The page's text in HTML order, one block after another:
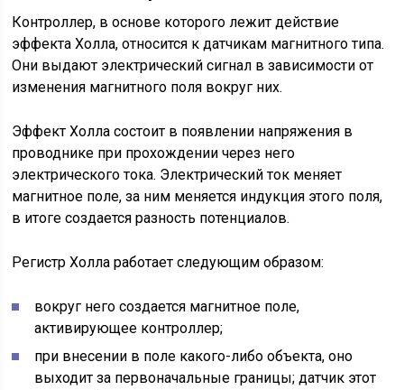
Контроллер, в основе которого лежит действие
эффекта Холла, относится к датчикам магнитного типа.
Они выдают электрический сигнал в зависимости от
изменения магнитного поля вокруг них.
Эффект Холла состоит в появлении напряжения в
проводнике при прохождении через него
электрического тока. Электрический ток меняет
магнитное поле, за ним меняется индукция этого поля,
в итоге создается разность потенциалов.
Регистр Холла работает следующим образом:
вокруг него создается магнитное поле,
активирующее контроллер;
при внесении в поле какого-либо объекта, оно
выходит за первоначальные границы; датчик этот